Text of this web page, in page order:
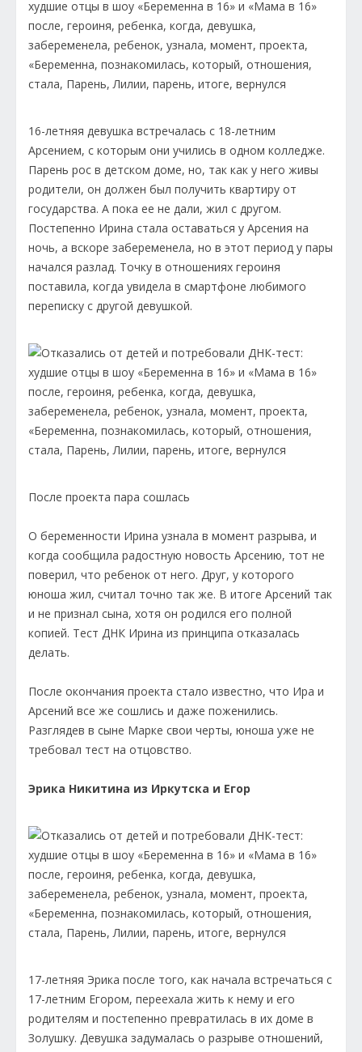
16-летняя девушка встречалась с 18-летним
Арсением, с которым они учились в одном колледже.
Парень рос в детском доме, но, так как у него живы
родители, он должен был получить квартиру от
государства. А пока ее не дали, жил с другом.
Постепенно Ирина стала оставаться у Арсения на
ночь, а вскоре забеременела, но в этот период у пары
начался разлад. Точку в отношениях героиня
поставила, когда увидела в смартфоне любимого
переписку с другой девушкой.
После проекта пара сошлась
О беременности Ирина узнала в момент разрыва, и
когда сообщила радостную новость Арсению, тот не
поверил, что ребенок от него. Друг, у которого
юноша жил, считал точно так же. В итоге Арсений так
и не признал сына, хотя он родился его полной
копией. Тест ДНК Ирина из принципа отказалась
делать.
После окончания проекта стало известно, что Ира и
Арсений все же сошлись и даже поженились.
Разглядев в сыне Марке свои черты, юноша уже не
требовал тест на отцовство.
Эрика Никитина из Иркутска и Егор
17-летняя Эрика после того, как начала встречаться с
17-летним Егором, переехала жить к нему и его
родителям и постепенно превратилась в их доме в
Золушку. Девушка задумалась о разрыве отношений,